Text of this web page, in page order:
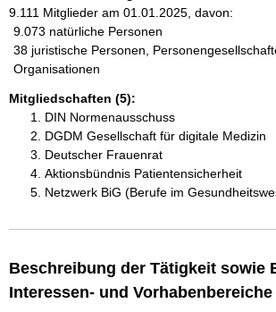
9.111 Mitglieder am 01.01.2025, davon:
9.073 natürliche Personen
38 juristische Personen,
Organisationen
Mitgliedschaften (5):
DIN Normenausschuss
DGDM Gesellschaft für digitale Medizin
Deutscher Frauenrat
Aktionsbündnis Patientensicherheit
Netzwerk BiG (Berufe im
Beschreibung der Tätigkeit sowie
Interessen- und Vorhabenbereiche